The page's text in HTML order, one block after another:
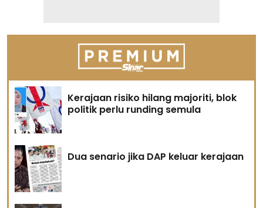
Kerajaan risiko hilang majoriti, blok
politik perlu runding semula
Dua senario jika DAP keluar kerajaan